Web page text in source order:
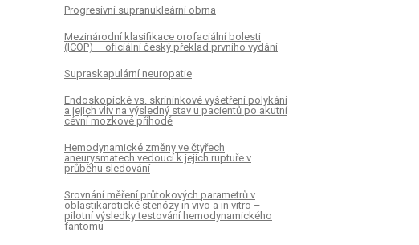
Progresivní supranukleární obrna
Mezinárodní klasifikace orofaciální bolesti
(ICOP) – oficiální český překlad prvního vydání
Supraskapulární neuropatie
Endoskopické vs. skríninkové vyšetření polykání
a jejich vliv na výsledný stav u pacientů po akutní
cévní mozkové příhodě
Hemodynamické změny ve čtyřech
aneurysmatech vedoucí k jejich ruptuře v
průběhu sledování
Srovnání měření průtokových parametrů v
oblastikarotické stenózy in vivo a in vitro –
pilotní výsledky testování hemodynamického
fantomu